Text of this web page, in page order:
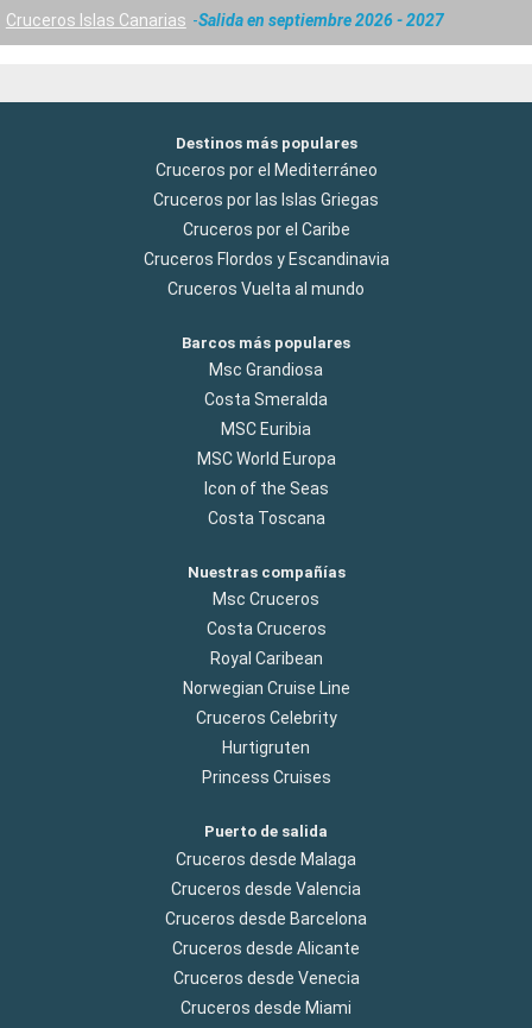
Cruceros Islas Canarias
Salida en septiembre 2026 - 2027
Destinos más populares
Cruceros por el Mediterráneo
Cruceros por las Islas Griegas
Cruceros por el Caribe
Cruceros Flordos y Escandinavia
Cruceros Vuelta al mundo
Barcos más populares
Msc Grandiosa
Costa Smeralda
MSC Euribia
MSC World Europa
Icon of the Seas
Costa Toscana
Nuestras compañías
Msc Cruceros
Costa Cruceros
Royal Caribean
Norwegian Cruise Line
Cruceros Celebrity
Hurtigruten
Princess Cruises
Puerto de salida
Cruceros desde Malaga
Cruceros desde Valencia
Cruceros desde Barcelona
Cruceros desde Alicante
Cruceros desde Venecia
Cruceros desde Miami